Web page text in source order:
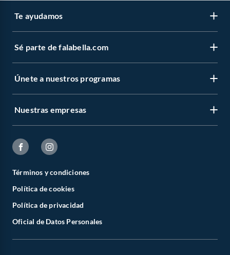
Te ayudamos
Sé parte de falabella.com
Únete a nuestros programas
Nuestras empresas
Términos y condiciones
Política de cookies
Política de privacidad
Oficial de Datos Personales